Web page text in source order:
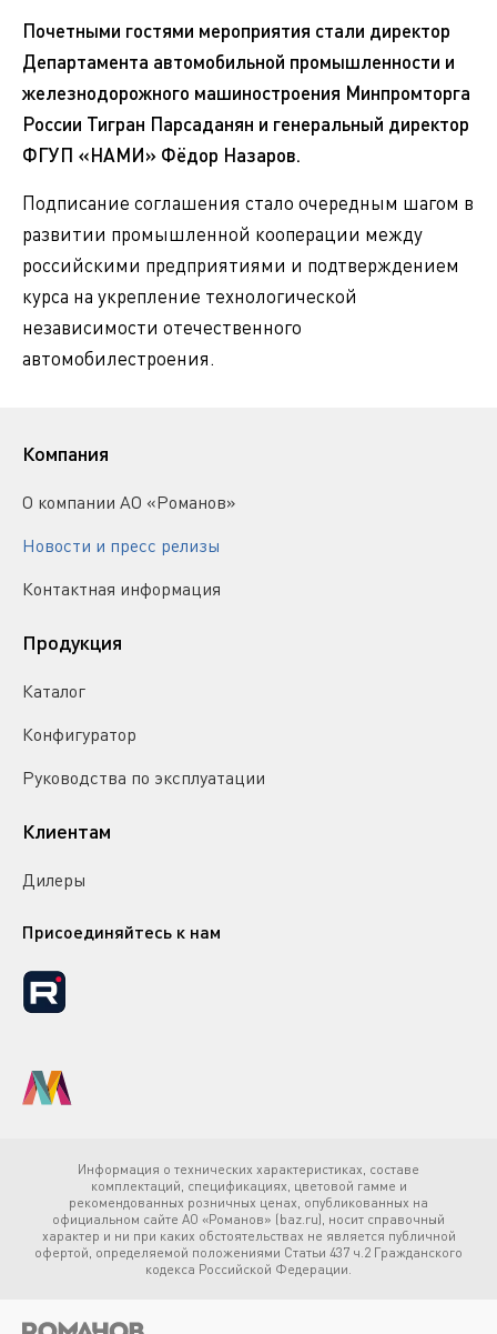
Почетными гостями мероприятия стали директор
Департамента автомобильной промышленности и
железнодорожного машиностроения Минпромторга
России Тигран Парсаданян и генеральный директор
ФГУП «НАМИ» Фёдор Назаров.
Подписание соглашения стало очередным шагом в
развитии промышленной кооперации между
российскими предприятиями и подтверждением
курса на укрепление технологической
независимости отечественного
автомобилестроения.
Компания
О компании АО «Романов»
Новости и пресс релизы
Контактная информация
Продукция
Каталог
Конфигуратор
Руководства по эксплуатации
Клиентам
Дилеры
Присоединяйтесь к нам
Информация о технических характеристиках, составе
комплектаций, спецификациях, цветовой гамме и
рекомендованных розничных ценах, опубликованных на
официальном сайте АО «Романов» (baz.ru), носит справочный
характер и ни при каких обстоятельствах не является публичной
офертой, определяемой положениями Статьи 437 ч.2 Гражданского
кодекса Российской Федерации.